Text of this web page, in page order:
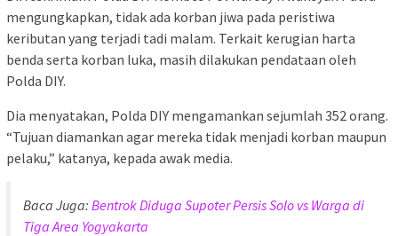
mengungkapkan, tidak ada korban jiwa pada peristiwa
keributan yang terjadi tadi malam. Terkait kerugian harta
benda serta korban luka, masih dilakukan pendataan oleh
Polda DIY.
Dia menyatakan, Polda DIY mengamankan sejumlah 352 orang.
“Tujuan diamankan agar mereka tidak menjadi korban maupun
pelaku,” katanya, kepada awak media.
Baca Juga: Bentrok Diduga Supoter Persis Solo vs Warga di
Tiga Area Yogyakarta